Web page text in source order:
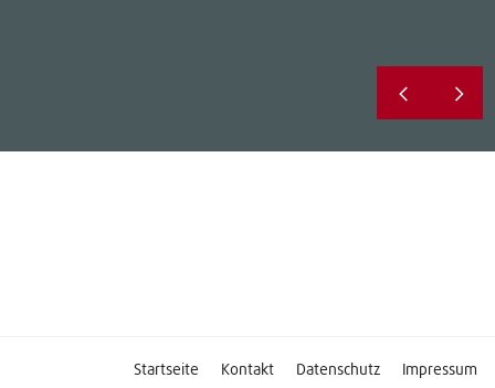
Startseite Kontakt Datenschutz Impressum